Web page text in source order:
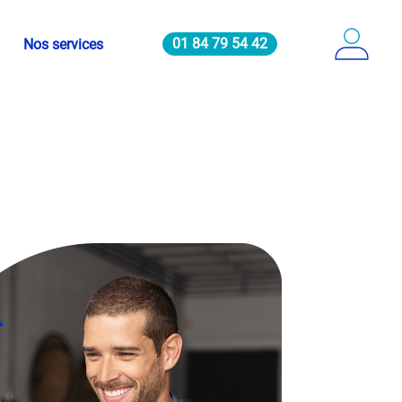
Nos services 01 84 79 54 42